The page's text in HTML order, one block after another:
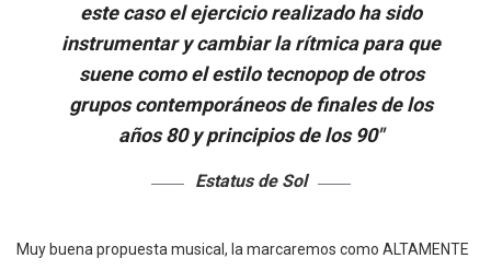
este caso el ejercicio realizado ha sido
instrumentar y cambiar la rítmica para que
suene como el estilo tecnopop de otros
grupos contemporáneos de finales de los
años 80 y principios de los 90″
Estatus de Sol
Muy buena propuesta musical, la marcaremos como ALTAMENTE